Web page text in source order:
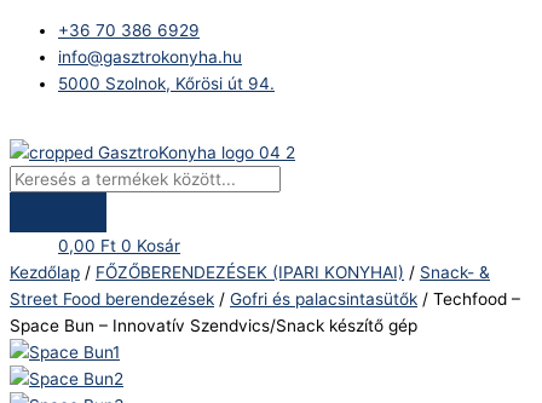
content
+36 70 386 6929
info@gasztrokonyha.hu
5000 Szolnok, Kőrösi út 94.
search
0,00 Ft 0 Kosár
Kezdőlap / FŐZŐBERENDEZÉSEK (IPARI KONYHAI) / Snack- &
Street Food berendezések / Gofri és palacsintasütők / Techfood –
Space Bun – Innovatív Szendvics/Snack készítő gép
Video
price
was:
543.105 Ft.
price
is:
456.354 Ft.
Space
Bun
Innovatív
Szendvics/Snack
készítő
mennyiség